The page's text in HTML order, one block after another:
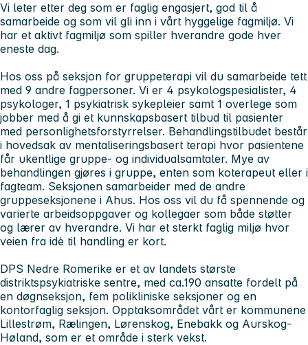
Vi leter etter deg som er faglig engasjert, god til å
samarbeide og som vil gli inn i vårt hyggelige fagmiljø. Vi
har et aktivt fagmiljø som spiller hverandre gode hver
eneste dag.
Hos oss på seksjon for gruppeterapi vil du samarbeide tett
med 9 andre fagpersoner. Vi er 4 psykologspesialister, 4
psykologer, 1 psykiatrisk sykepleier samt 1 overlege som
jobber med å gi et kunnskapsbasert tilbud til pasienter
med personlighetsforstyrrelser. Behandlingstilbudet består
i hovedsak av mentaliseringsbasert terapi hvor pasientene
får ukentlige gruppe- og individualsamtaler. Mye av
behandlingen gjøres i gruppe, enten som koterapeut eller i
fagteam. Seksjonen samarbeider med de andre
gruppeseksjonene i Ahus. Hos oss vil du få spennende og
varierte arbeidsoppgaver og kollegaer som både støtter
og lærer av hverandre. Vi har et sterkt faglig miljø hvor
veien fra idè til handling er kort.
DPS Nedre Romerike er et av landets største
distriktspsykiatriske sentre, med ca.190 ansatte fordelt på
en døgnseksjon, fem polikliniske seksjoner og en
kontorfaglig seksjon. Opptaksområdet vårt er kommunene
Lillestrøm, Rælingen, Lørenskog, Enebakk og Aurskog-
Høland, som er et område i sterk vekst.